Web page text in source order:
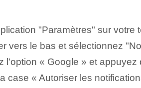
"Paramètres" sur votre
vers le bas et sélectionnez
l'option « Google » et appuyez
case « Autoriser les